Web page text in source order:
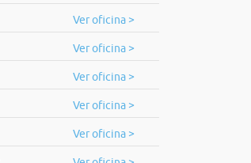
Ver oficina >
Ver oficina >
Ver oficina >
Ver oficina >
Ver oficina >